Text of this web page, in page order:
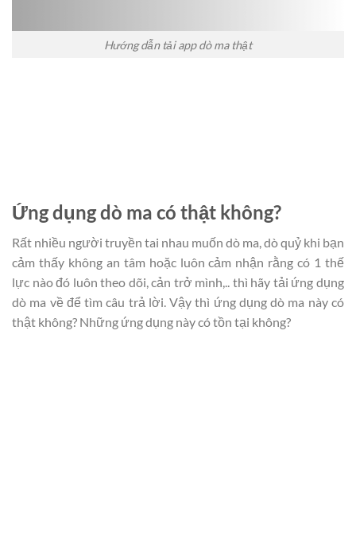
Hướng dẫn tải app dò ma thật
Ứng dụng dò ma có thật không?
Rất nhiều người truyền tai nhau muốn dò ma, dò quỷ khi bạn
cảm thấy không an tâm hoặc luôn cảm nhận rằng có 1 thế
lực nào đó luôn theo dõi, cản trở mình,.. thì hãy tải ứng dụng
dò ma về để tìm câu trả lời. Vậy thì ứng dụng dò ma này có
thật không? Những ứng dụng này có tồn tại không?